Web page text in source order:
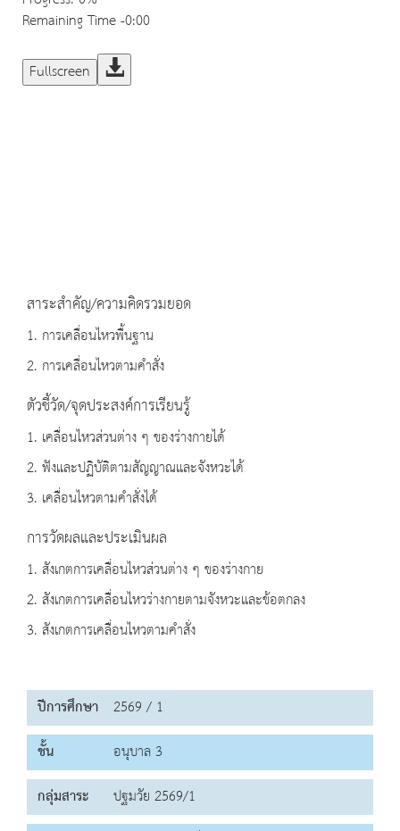
Remaining Time-0:00
Fullscreen
สาระสำคัญ/ความคิดรวมยอด
1. การเคลื่อนไหวพื้นฐาน
2. การเคลื่อนไหวตามคำสั่ง
ตัวชี้วัด/จุดประสงค์การเรียนรู้
1. เคลื่อนไหวส่วนต่าง ๆ ของร่างกายได้
2. ฟังและปฏิบัติตามสัญญาณและจังหวะได้
3. เคลื่อนไหวตามคำสั่งได้
การวัดผลและประเมินผล
1. สังเกตการเคลื่อนไหวส่วนต่าง ๆ ของร่างกาย
2. สังเกตการเคลื่อนไหวร่างกายตามจังหวะและข้อตกลง
3. สังเกตการเคลื่อนไหวตามคำสั่ง
ปีการศึกษา 2569 / 1
ชั้น
อนุบาล 3
กลุ่มสาระ
ปฐมวัย 2569/1